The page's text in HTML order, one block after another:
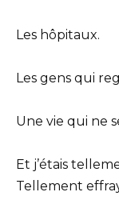
Les hôpitaux.
Les gens qui
Une vie qui ne
Et j’étais
Tellement